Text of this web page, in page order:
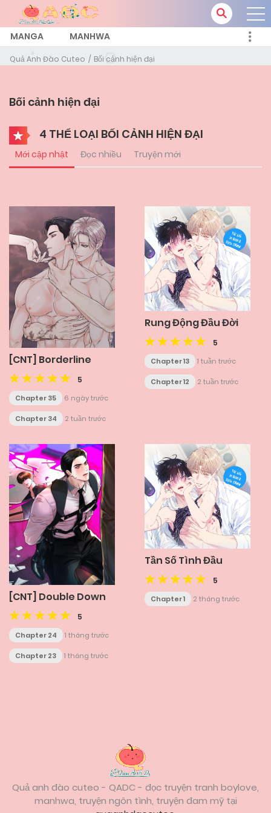
MANGA MANHWA
Quả Anh Đào Cuteo Bối cảnh hiện đại
Bối cảnh hiện đại
4 THỂ LOẠI BỐI CẢNH HIỆN ĐẠI
Mới cập nhật Đọc nhiều Truyện mới
[CNT] Borderline
5
Chapter 35 6 ngày trước
Chapter 34 2 tuần trước
Rung Động Đầu Đời
5
Chapter 13 1 tuần trước
Chapter 12 2 tuần trước
[CNT] Double Down
5
Chapter 24 1 tháng trước
Chapter 23 1 tháng trước
Tần Số Tình Đầu
5
Chapter 1 2 tháng trước
Quả anh đào cuteo - QADC - đọc truyện tranh boylove,
manhwa, truyện ngôn tình, truyện đam mỹ tại